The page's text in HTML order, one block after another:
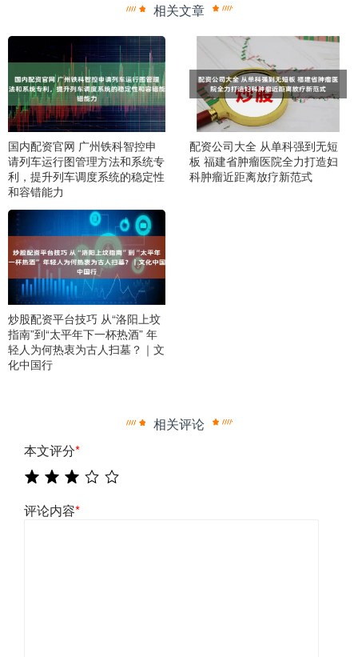
相关文章
国内配资官网 广州铁科智控申
请列车运行图管理方法和系统专
利，提升列车调度系统的稳定性
和容错能力
配资公司大全 从单科强到无短
板 福建省肿瘤医院全力打造妇
科肿瘤近距离放疗新范式
炒股配资平台技巧 从“洛阳上坟
指南”到“太平年下一杯热酒” 年
轻人为何热衷为古人扫墓？｜文
化中国行
相关评论
本文评分*
评论内容*